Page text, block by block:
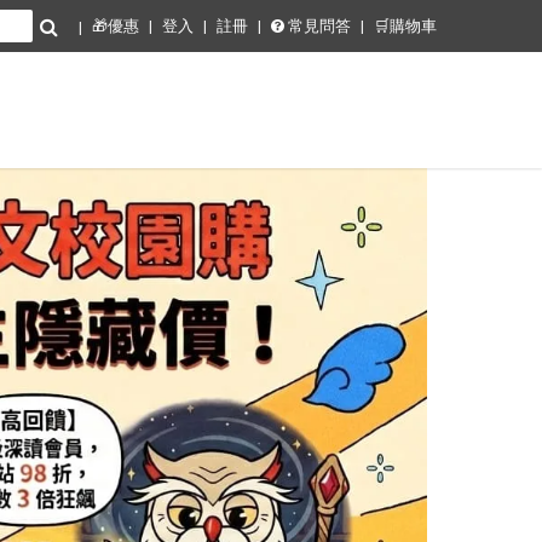
🎁優惠 登入 註冊 常見問答 🛒購物車